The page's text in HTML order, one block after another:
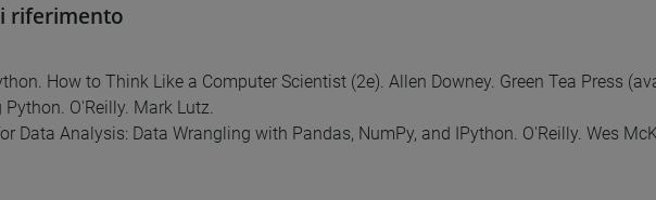
riferimento
How to Think Like a Computer Scientist (2e). Allen Downey. Green Tea Press
Python. O'Reilly. Mark Lutz.
Data Analysis: Data Wrangling with Pandas, NumPy, and IPython. O'Reilly. Wes